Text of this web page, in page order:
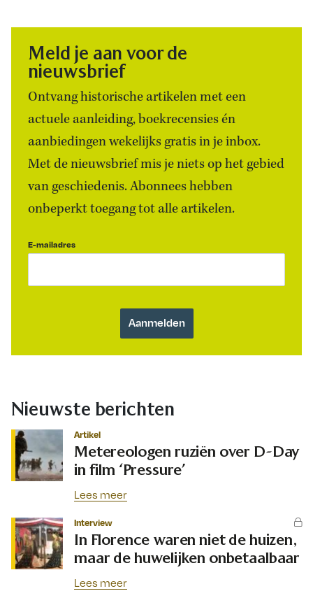
Meld je aan voor de
nieuwsbrief
Ontvang historische artikelen met een
actuele aanleiding, boekrecensies én
aanbiedingen wekelijks gratis in je inbox.
Met de nieuwsbrief mis je niets op het gebied
van geschiedenis. Abonnees hebben
onbeperkt toegang tot alle artikelen.
E-mailadres
Nieuwste berichten
Artikel
Metereologen ruziën over D-Day
in film ‘Pressure’
Lees meer
Interview
In Florence waren niet de huizen,
maar de huwelijken onbetaalbaar
Lees meer